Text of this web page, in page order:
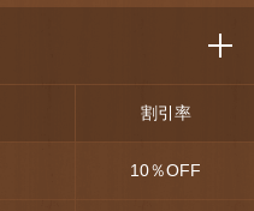
割引率
10％OFF